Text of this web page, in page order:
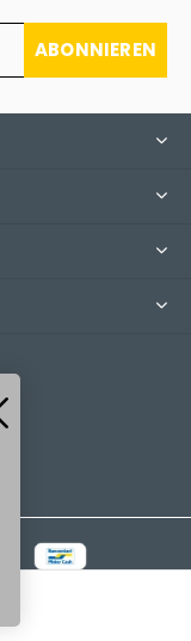
ABONNIEREN